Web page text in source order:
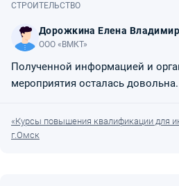
СТРОИТЕЛЬСТВО
Дорожкина Елена
ООО «ВМКТ»
Полученной информацией и
мероприятия осталась
«Курсы повышения квалификации для
г.Омск